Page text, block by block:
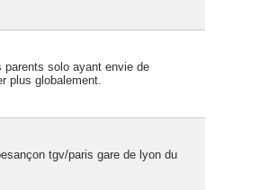
parents solo ayant envie de
plus globalement.
tgv/paris gare de lyon du